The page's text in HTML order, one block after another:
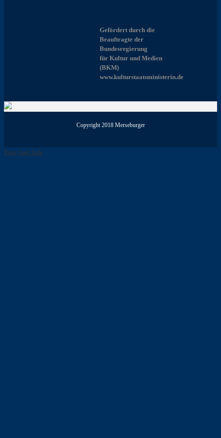
Gefördert durch die
Beauftragte der
Bundesregierung
für Kultur und Medien
(BKM)
www.kulturstaatsministerin.de
Copyright 2018 Merseburger
Page load link